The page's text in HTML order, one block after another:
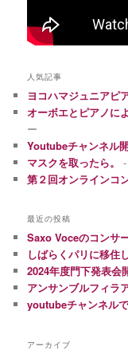
人気記事
ヨコハマジュニアピ
オーボエとピアノに
ー
Youtubeチャンネル
マスクを取ったら。
第２回オンラインコ
最近の投稿
Saxo Voceのコンサ
しばらくパリに移住
2024年度門下発表会
アンサンブルフィラ
youtubeチャンネル
アーカイブ